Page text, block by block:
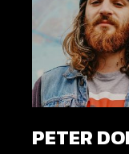
PETER